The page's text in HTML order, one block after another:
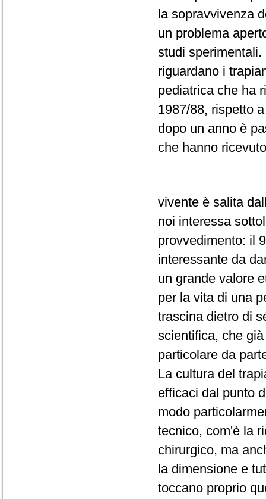
la sopravvivenza
un problema
studi
riguardano i
pediatrica che ha
1987/88, rispetto
dopo un anno è
che hanno
vivente è salita
noi interessa
provvedimento: il
interessante da
un grande valore
per la vita di una
trascina dietro di
scientifica, che
particolare da
La cultura del
efficaci dal punto
modo
tecnico, com'è la
chirurgico, ma
la dimensione e
toccano proprio